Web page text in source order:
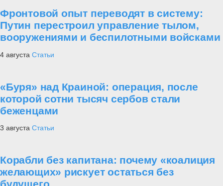
Фронтовой опыт переводят в систему:
Путин перестроил управление тылом,
вооружениями и беспилотными войсками
4 августа Статьи
«Буря» над Краиной: операция, после
которой сотни тысяч сербов стали
беженцами
3 августа Статьи
Корабли без капитана: почему «коалиция
желающих» рискует остаться без